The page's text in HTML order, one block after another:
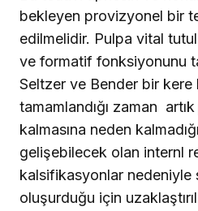
bekleyen provizyonel bir
edilmelidir. Pulpa vital
ve formatif fonksiyonunu
Seltzer ve Bender bir kere
tamamlandığı zaman
kalmasına neden
gelişebilecek olan internl
kalsifikasyonlar nedeniyle
oluşurduğu için